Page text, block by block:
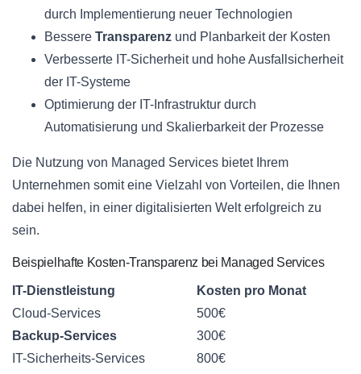
durch Implementierung neuer Technologien
Bessere Transparenz und Planbarkeit der Kosten
Verbesserte IT-Sicherheit und hohe Ausfallsicherheit
der IT-Systeme
Optimierung der IT-Infrastruktur durch
Automatisierung und Skalierbarkeit der Prozesse
Die Nutzung von Managed Services bietet Ihrem
Unternehmen somit eine Vielzahl von Vorteilen, die Ihnen
dabei helfen, in einer digitalisierten Welt erfolgreich zu
sein.
Beispielhafte Kosten-Transparenz bei Managed Services
IT-Dienstleistung
Kosten pro Monat
Cloud-Services
500€
Backup-Services
300€
IT-Sicherheits-Services
800€